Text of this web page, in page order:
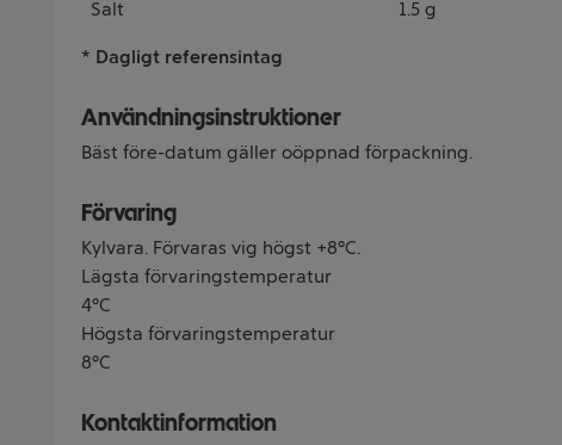
Salt 1.5 g
* Dagligt referensintag
Användningsinstruktioner
Bäst före-datum gäller oöppnad förpackning.
Förvaring
Kylvara. Förvaras vig högst +8°C.
Lägsta förvaringstemperatur
4°C
Högsta förvaringstemperatur
8°C
Kontaktinformation